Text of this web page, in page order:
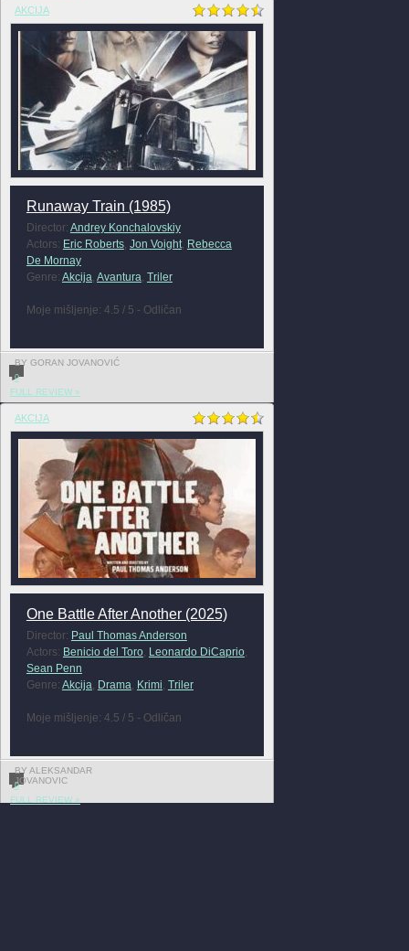
AKCIJA
Runaway Train (1985)
Director: Andrey Konchalovskiy
Actors: Eric Roberts, Jon Voight, Rebecca
De Mornay
Genre: Akcija Avantura Triler
Moje mišljenje: 4.5 / 5 - Odličan
BY GORAN JOVANOVIĆ
0
FULL REVIEW »
AKCIJA
One Battle After Another (2025)
Director: Paul Thomas Anderson
Actors: Benicio del Toro, Leonardo DiCaprio,
Sean Penn
Genre: Akcija Drama Krimi Triler
Moje mišljenje: 4.5 / 5 - Odličan
BY ALEKSANDAR
JOVANOVIC
0
FULL REVIEW »